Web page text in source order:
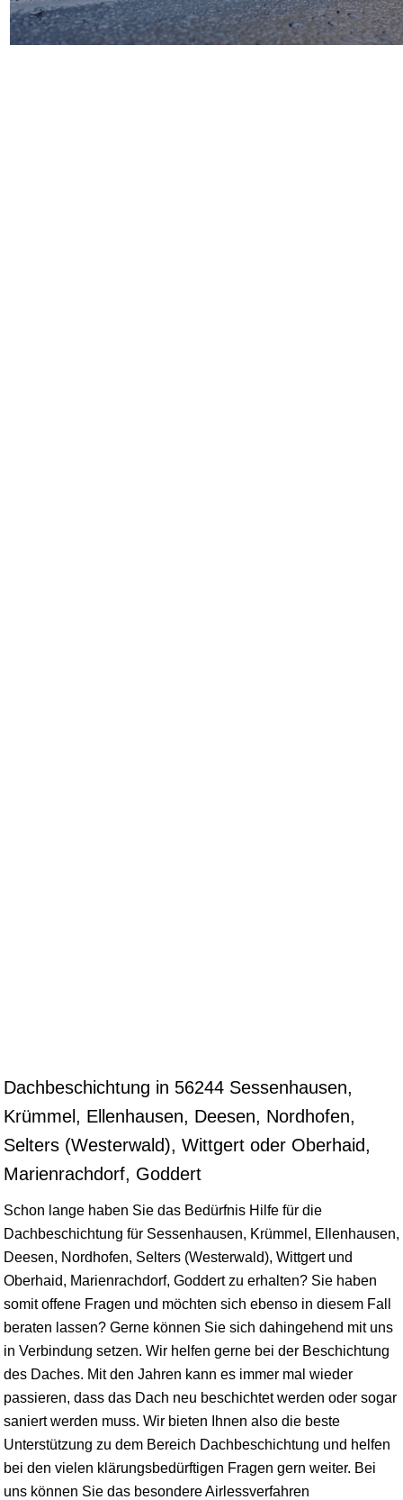
Dachbeschichtung in 56244 Sessenhausen,
Krümmel, Ellenhausen, Deesen, Nordhofen,
Selters (Westerwald), Wittgert oder Oberhaid,
Marienrachdorf, Goddert
Schon lange haben Sie das Bedürfnis Hilfe für die
Dachbeschichtung für Sessenhausen, Krümmel, Ellenhausen,
Deesen, Nordhofen, Selters (Westerwald), Wittgert und
Oberhaid, Marienrachdorf, Goddert zu erhalten? Sie haben
somit offene Fragen und möchten sich ebenso in diesem Fall
beraten lassen? Gerne können Sie sich dahingehend mit uns
in Verbindung setzen. Wir helfen gerne bei der Beschichtung
des Daches. Mit den Jahren kann es immer mal wieder
passieren, dass das Dach neu beschichtet werden oder sogar
saniert werden muss. Wir bieten Ihnen also die beste
Unterstützung zu dem Bereich Dachbeschichtung und helfen
bei den vielen klärungsbedürftigen Fragen gern weiter. Bei
uns können Sie das besondere Airlessverfahren